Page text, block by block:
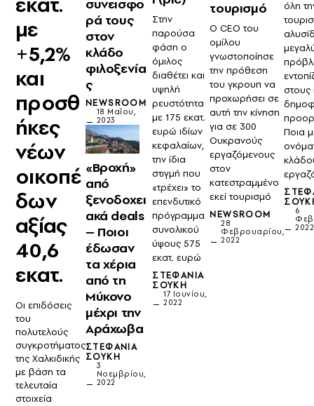
με
+5,2%
και
προσθ
ήκες
νέων
οικοπέ
δων
αξίας
40,6
εκατ.
Οι επιδόσεις
του
πολυτελούς
συγκροτήματος
της Χαλκιδικής
με βάση τα
τελευταία
στοιχεία
συνεισφο
ρά τους
στον
κλάδο
φιλοξενία
ς
NEWSROOM
18 Μαΐου,
2023
«Βροχή»
από
ξενοδοχει
ακά deals
– Ποιοι
έδωσαν
τα χέρια
από τη
Μύκονο
μέχρι την
Αράχωβα
ΣΤΕΦΑΝΊΑ
ΣΟΎΚΗ
3
Νοεμβρίου,
2022
Στην
παρούσα
φάση ο
όμιλος
διαθέτει και
υψηλή
ρευστότητα
με 175 εκατ.
ευρώ ιδίων
κεφαλαίων,
την ίδια
στιγμή που
«τρέχει» το
επενδυτικό
πρόγραμμα
συνολικού
ύψους 575
εκατ. ευρώ
ΣΤΕΦΑΝΊΑ
ΣΟΎΚΗ
17 Ιουνίου,
2022
τουρισμό
Ο CEO του
ομίλου
γνωστοποίησε
την πρόθεση
του γκρουπ να
προχωρήσει σε
αυτή την κίνηση
για σε 300
Ουκρανούς
εργαζόμενους
στον
κατεστραμμένο
εκεί τουρισμό
NEWSROOM
28
Φεβρουαρίου,
2022
όλη
στους
Ποια
6
2022